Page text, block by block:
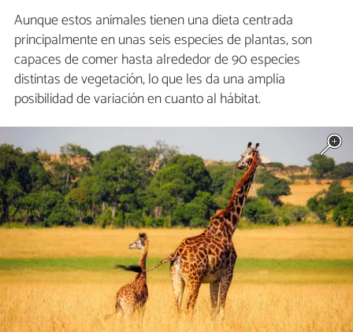
Aunque estos animales tienen una dieta centrada
principalmente en unas seis especies de plantas, son
capaces de comer hasta alrededor de 90 especies
distintas de vegetación, lo que les da una amplia
posibilidad de variación en cuanto al hábitat.